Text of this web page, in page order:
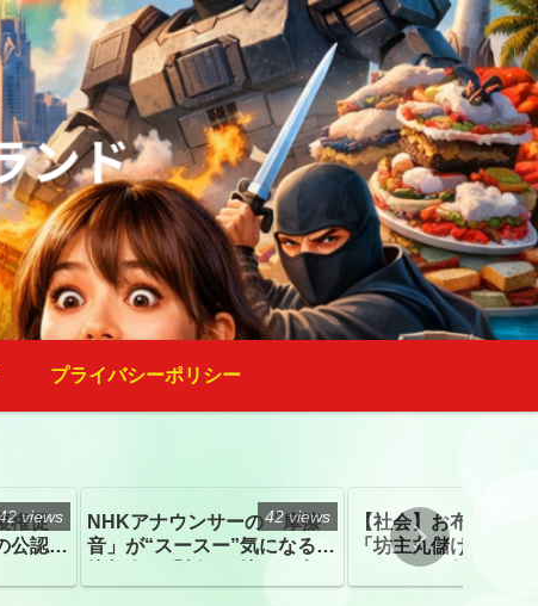
プライバシーポリシー
権促
公認、
views
NHKアナウンサーの「摩擦
音」が“スースー”気になる指
聴こえる。聴きづらい」
42 views
【社会】お布施、戒
「坊主丸儲け」は
ほとんどが年収３０
下「地方の寺の僧侶